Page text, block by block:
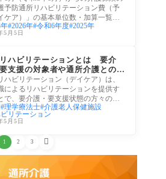
予防通所リハビリテーション費（予
ケア）」の基本単位数・加算一覧・
2026年 令和6年度 2025年
5月5日
ハビリテーションとは 要介
支援の対象者や通所介護との違
ハビリテーション（デイケア）は、
によるリハビリテーションを提供す
で、要介護・要支援状態の方々の身
理学療法士 介護老人保健施設
リテーション
5月5日
1 2 3 